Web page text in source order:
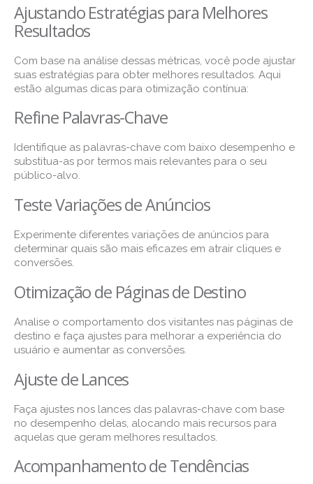
Ajustando Estratégias para Melhores
Resultados
Com base na análise dessas métricas, você pode ajustar
suas estratégias para obter melhores resultados. Aqui
estão algumas dicas para otimização contínua:
Refine Palavras-Chave
Identifique as palavras-chave com baixo desempenho e
substitua-as por termos mais relevantes para o seu
público-alvo.
Teste Variações de Anúncios
Experimente diferentes variações de anúncios para
determinar quais são mais eficazes em atrair cliques e
conversões.
Otimização de Páginas de Destino
Analise o comportamento dos visitantes nas páginas de
destino e faça ajustes para melhorar a experiência do
usuário e aumentar as conversões.
Ajuste de Lances
Faça ajustes nos lances das palavras-chave com base
no desempenho delas, alocando mais recursos para
aquelas que geram melhores resultados.
Acompanhamento de Tendências